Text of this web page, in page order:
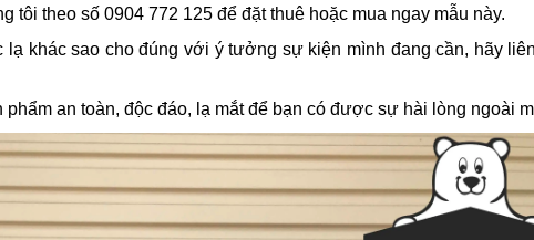
tôi theo số 0904 772 125 để đặt thuê hoặc mua ngay mẫu này.
lạ khác sao cho đúng với ý tưởng sự kiện mình đang cần, hãy
an toàn, độc đáo, lạ mắt để bạn có được sự hài lòng ngoài